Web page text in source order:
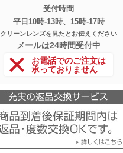
受付時間
平日10時‐13時、15時‐17時
クリーンレンズを見たとお伝えください
メールは24時間受付中
お電話でのご注文は
承っておりません